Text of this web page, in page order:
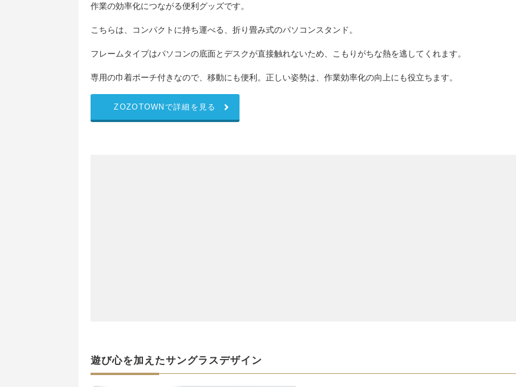
作業の効率化につながる便利グッズです。
こちらは、コンパクトに持ち運べる、折り畳み式のパソコンスタンド。
フレームタイプはパソコンの底面とデスクが直接触れないため、こもりがちな熱を逃してくれます。
専用の巾着ポーチ付きなので、移動にも便利。正しい姿勢は、作業効率化の向上にも役立ちます。
ZOZOTOWNで詳細を見る
遊び心を加えたサングラスデザイン